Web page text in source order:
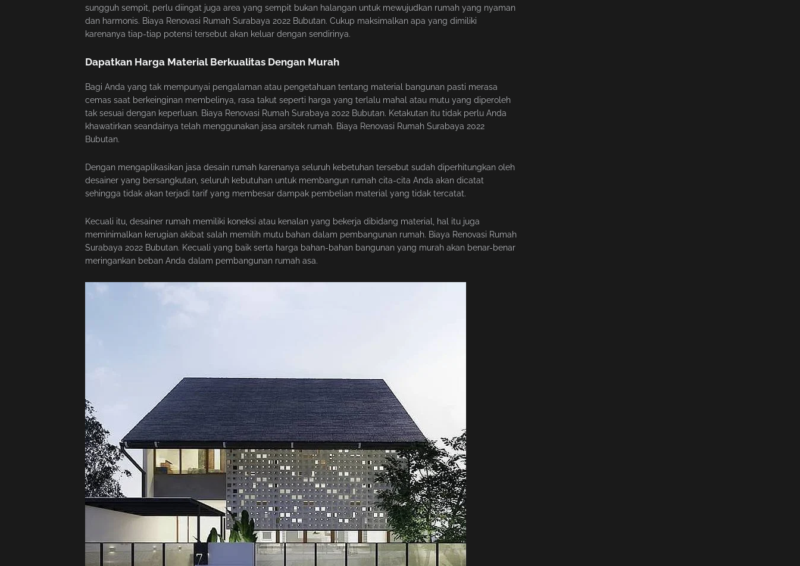
sungguh sempit, perlu diingat juga area yang sempit bukan halangan untuk mewujudkan rumah yang nyaman
dan harmonis. Biaya Renovasi Rumah Surabaya 2022 Bubutan. Cukup maksimalkan apa yang dimiliki
karenanya tiap-tiap potensi tersebut akan keluar dengan sendirinya.
Dapatkan Harga Material Berkualitas Dengan Murah
Bagi Anda yang tak mempunyai pengalaman atau pengetahuan tentang material bangunan pasti merasa
cemas saat berkeinginan membelinya, rasa takut seperti harga yang terlalu mahal atau mutu yang diperoleh
tak sesuai dengan keperluan. Biaya Renovasi Rumah Surabaya 2022 Bubutan. Ketakutan itu tidak perlu Anda
khawatirkan seandainya telah menggunakan jasa arsitek rumah. Biaya Renovasi Rumah Surabaya 2022
Bubutan.
Dengan mengaplikasikan jasa desain rumah karenanya seluruh kebetuhan tersebut sudah diperhitungkan oleh
desainer yang bersangkutan, seluruh kebutuhan untuk membangun rumah cita-cita Anda akan dicatat
sehingga tidak akan terjadi tarif yang membesar dampak pembelian material yang tidak tercatat.
Kecuali itu, desainer rumah memiliki koneksi atau kenalan yang bekerja dibidang material, hal itu juga
meminimalkan kerugian akibat salah memilih mutu bahan dalam pembangunan rumah. Biaya Renovasi Rumah
Surabaya 2022 Bubutan. Kecuali yang baik serta harga bahan-bahan bangunan yang murah akan benar-benar
meringankan beban Anda dalam pembangunan rumah asa.